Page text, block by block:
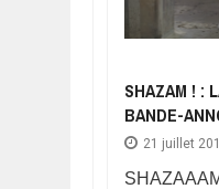
SHAZAM ! :
BANDE-
21 juillet